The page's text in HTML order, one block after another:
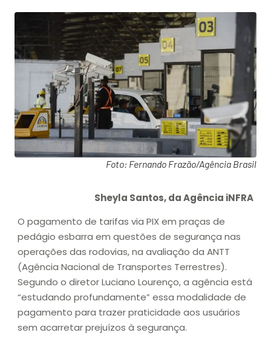
Foto: Fernando Frazão/Agência Brasil
Sheyla Santos, da Agência iNFRA
O pagamento de tarifas via PIX em praças de
pedágio esbarra em questões de segurança nas
operações das rodovias, na avaliação da ANTT
(Agência Nacional de Transportes Terrestres).
Segundo o diretor Luciano Lourenço, a agência está
“estudando profundamente” essa modalidade de
pagamento para trazer praticidade aos usuários
sem acarretar prejuízos à segurança.